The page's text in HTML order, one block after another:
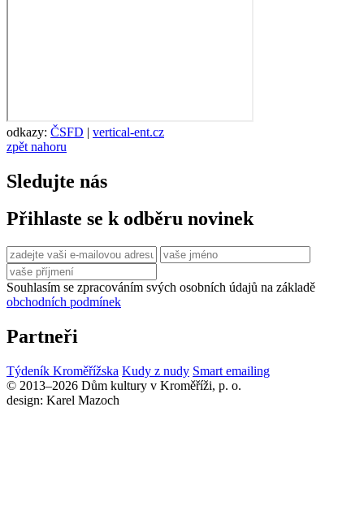
odkazy: ČSFD | vertical-ent.cz
zpět nahoru
Sledujte nás
Přihlaste se k odběru novinek
Souhlasím se zpracováním svých osobních údajů na základě
obchodních podmínek
Partneři
Týdeník Kroměřížska Kudy z nudy Smart emailing
© 2013–2026 Dům kultury v Kroměříži, p. o.
design: Karel Mazoch